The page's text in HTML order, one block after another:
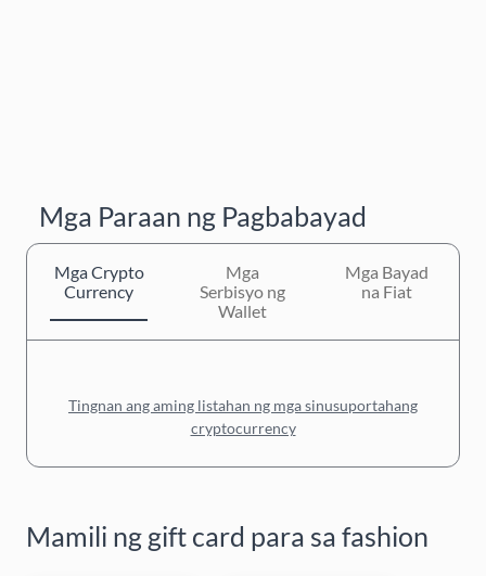
Mga Paraan ng Pagbabayad
Mga Crypto
Currency
Mga
Serbisyo ng
Wallet
Mga Bayad
na Fiat
Tingnan ang aming listahan ng mga sinusuportahang
cryptocurrency
Mamili ng gift card para sa fashion